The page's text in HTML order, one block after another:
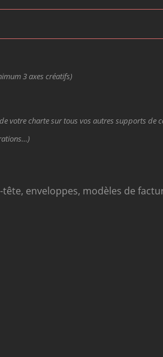
3 axes créatifs)
votre charte sur tous vos autres supports de
enveloppes, modèles de